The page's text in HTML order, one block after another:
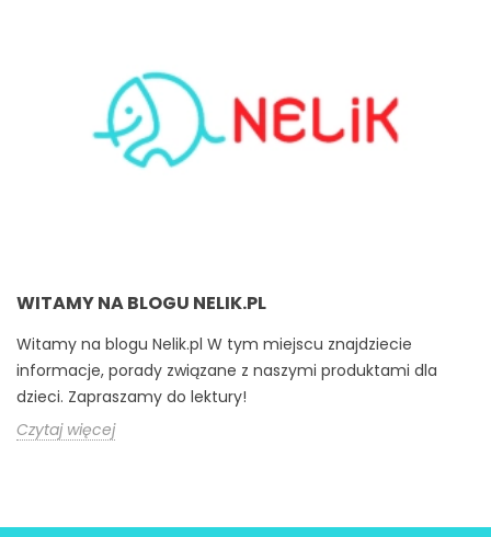
WITAMY NA BLOGU NELIK.PL
Witamy na blogu Nelik.pl W tym miejscu znajdziecie
informacje, porady związane z naszymi produktami dla
dzieci. Zapraszamy do lektury!
Czytaj więcej